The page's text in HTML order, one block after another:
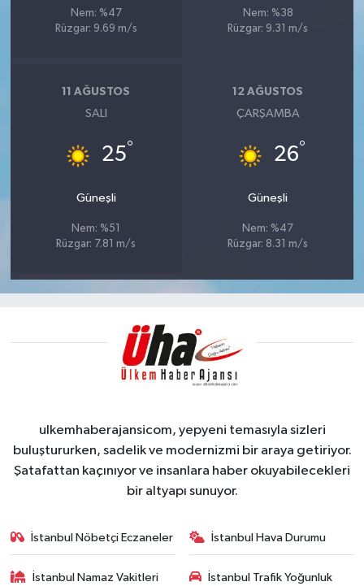
Nem: %47
Rüzgar: 9.69 m/s
Nem: %38
Rüzgar: 9.31 m/s
11 AĞUSTOS
SALI
25°
Güneşli
Nem: %51
Rüzgar: 7.81 m/s
12 AĞUSTOS
ÇARŞAMBA
26°
Güneşli
Nem: %47
Rüzgar: 8.31 m/s
ulkemhaberajansicom, yepyeni temasıyla sizleri
buluştururken, sadelik ve modernizmi bir araya getiriyor.
Şatafattan kaçınıyor ve insanlara haber okuyabilecekleri
bir altyapı sunuyor.
İstanbul Nöbetçi Eczaneler İstanbul Hava Durumu
İstanbul Namaz Vakitleri
İstanbul Trafik Yoğunluk